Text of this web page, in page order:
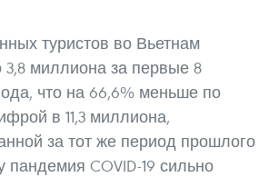
туристов во Вьетнам
3,8 миллиона за первые 8
что на 66,6% меньше по
в 11,3 миллиона,
за тот же период прошлого
пандемия COVID-19 сильно